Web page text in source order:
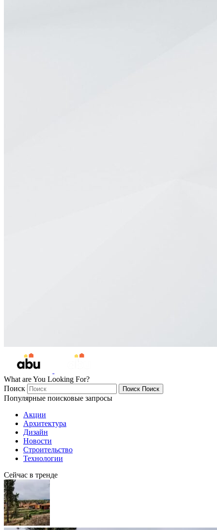
What are You Looking For?
Поиск
Поиск Поиск
Популярные поисковые запросы
Акции
Архитектура
Дизайн
Новости
Строительство
Технологии
Сейчас в тренде